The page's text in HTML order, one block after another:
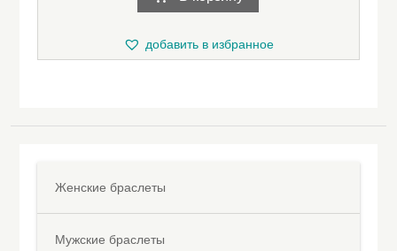
добавить в избранное
Женские браслеты
Мужские браслеты